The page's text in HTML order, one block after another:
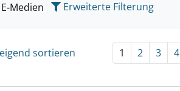
suchen wollen.
E-Medien Erweiterte Filterung
sortieren 1 2 3 4